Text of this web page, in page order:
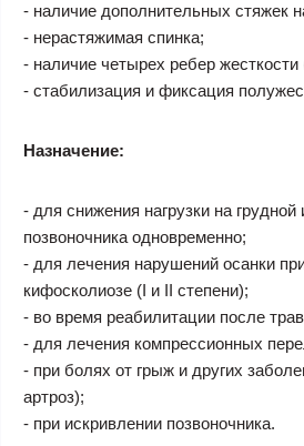
- наличие дополнительных стяжек
- нерастяжимая спинка;
- наличие четырех ребер
- стабилизация и фиксация
Назначение:
- для снижения нагрузки на
позвоночника одновременно;
- для лечения нарушений осанки
кифосколиозе (I и II степени);
- во время реабилитации после
- для лечения компрессионных
- при болях от грыж и других
артроз);
- при искривлении позвоночника.